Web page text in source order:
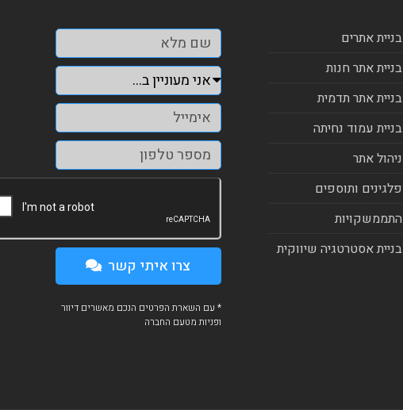
בניית אתרים
בניית אתר חנות
בניית אתר תדמית
בניית עמוד נחיתה
ניהול אתר
פלגינים ותוספים
התממשקויות
בניית אסטרטגיה שיווקית
צרו איתי קשר
* עם השארת הפרטים הנכם מאשרים דיוור
ופניות מטעם החברה